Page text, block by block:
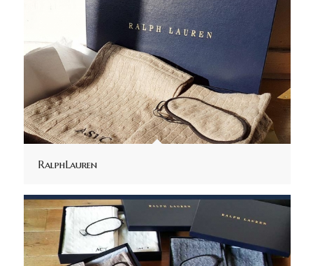
RalphLauren